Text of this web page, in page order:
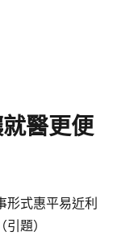
醫更便
式惠平易近利
題）